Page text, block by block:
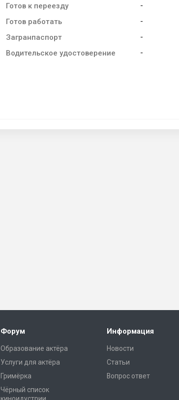
Готов к переезду -
Готов работать -
Загранпаспорт -
Водительское удостоверение -
Форум
Образование актёра
Услуги для актёра
Гримёрка
Чёрный список
Информация
Новости
Статьи
Вопрос ответ